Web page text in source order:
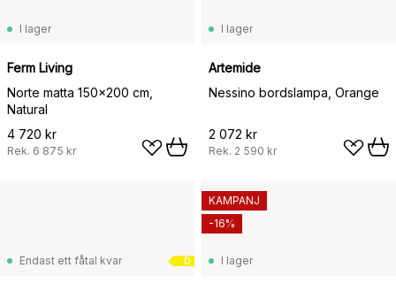
I lager
Ferm Living
Norte matta 150x200 cm,
Natural
4 720 kr
Rek. 6 875 kr
I lager
Artemide
Nessino bordslampa, Orange
2 072 kr
Rek. 2 590 kr
D
Endast ett fåtal kvar I lager
KAMPANJ
-16%